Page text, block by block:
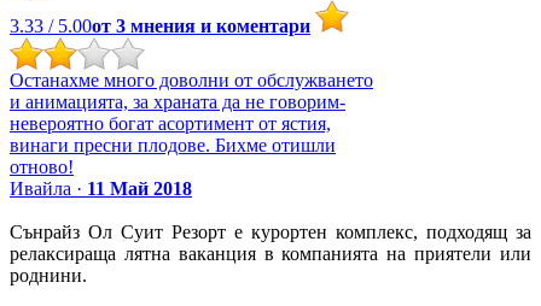
3.33 / 5.00от 3 мнения и коментари
Останахме много доволни от обслужването
и анимацията, за храната да не говорим-
невероятно богат асортимент от ястия,
винаги пресни плодове. Бихме отишли
отново!
Ивайла · 11 Май 2018
Сънрайз Ол Суит Резорт е курортен комплекс, подходящ за
релаксираща лятна ваканция в компанията на приятели или
роднини.